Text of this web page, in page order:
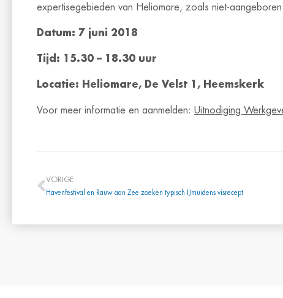
expertisegebieden van Heliomare, zoals niet-
Datum: 7 juni 2018
Tijd: 15.30 – 18.30 uur
Locatie: Heliomare, De Velst 1, Heemskerk
Voor meer informatie en aanmelden: Uitnodiging
VORIGE
Havenfestival en Rauw aan Zee zoeken typisch IJmuidens visrecept